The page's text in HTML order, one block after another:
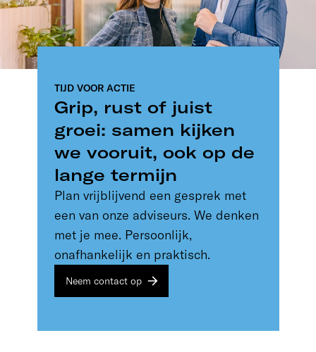
Grip, rust of juist
groei: samen kijken
we vooruit, ook op de
lange termijn
TIJD VOOR ACTIE
Plan vrijblijvend een gesprek met
een van onze adviseurs. We denken
met je mee. Persoonlijk,
onafhankelijk en praktisch.
Neem contact op